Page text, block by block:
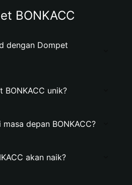
BONKACC
dengan Dompet
BONKACC unik?
depan BONKACC?
akan naik?